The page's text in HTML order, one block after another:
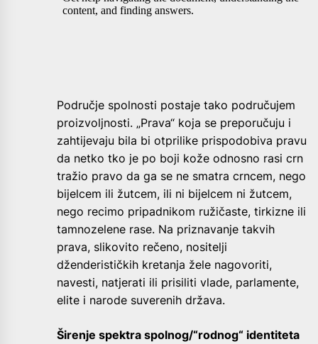
Područje spolnosti postaje tako područujem
proizvoljnosti. „Prava“ koja se preporučuju i
zahtijevaju bila bi otprilike prispodobiva pravu
da netko tko je po boji kože odnosno rasi crn
tražio pravo da ga se ne smatra crncem, nego
bijelcem ili žutcem, ili ni bijelcem ni žutcem,
nego recimo pripadnikom ružičaste, tirkizne ili
tamnozelene rase. Na priznavanje takvih
prava, slikovito rečeno, nositelji
dženderističkih kretanja žele nagovoriti,
navesti, natjerati ili prisiliti vlade, parlamente,
elite i narode suverenih država.
Širenje spektra spolnog/“rodnog“ identiteta